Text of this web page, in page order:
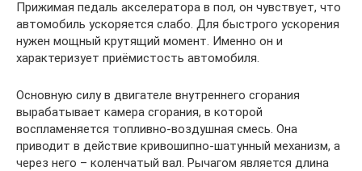
Прижимая педаль акселератора в пол, он чувствует, что
автомобиль ускоряется слабо. Для быстрого ускорения
нужен мощный крутящий момент. Именно он и
характеризует приёмистость автомобиля.
Основную силу в двигателе внутреннего сгорания
вырабатывает камера сгорания, в которой
воспламеняется топливно-воздушная смесь. Она
приводит в действие кривошипно-шатунный механизм, а
через него – коленчатый вал. Рычагом является длина